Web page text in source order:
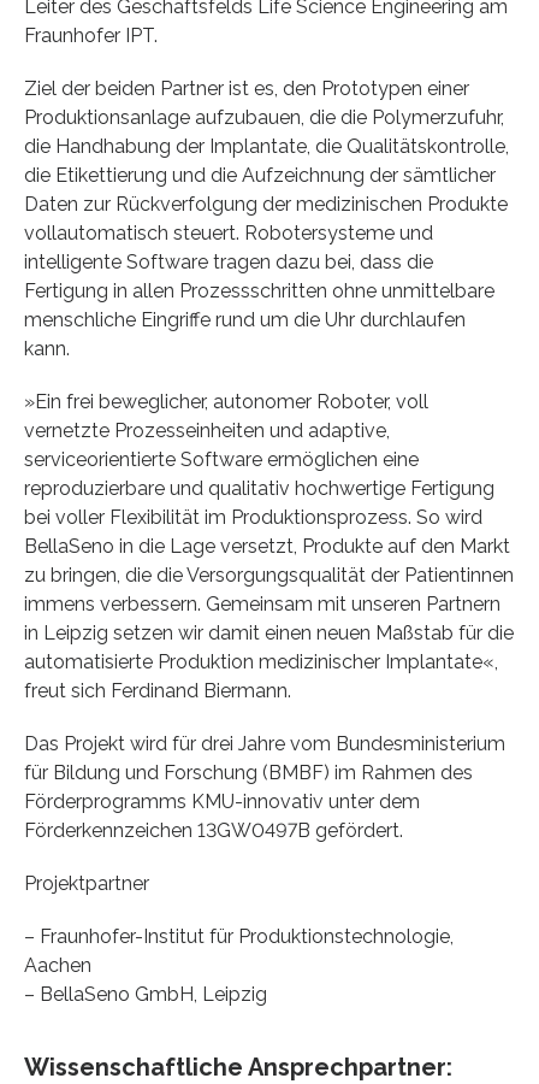
Leiter des Geschäftsfelds Life Science Engineering am
Fraunhofer IPT.
Ziel der beiden Partner ist es, den Prototypen einer
Produktionsanlage aufzubauen, die die Polymerzufuhr,
die Handhabung der Implantate, die Qualitätskontrolle,
die Etikettierung und die Aufzeichnung der sämtlicher
Daten zur Rückverfolgung der medizinischen Produkte
vollautomatisch steuert. Robotersysteme und
intelligente Software tragen dazu bei, dass die
Fertigung in allen Prozessschritten ohne unmittelbare
menschliche Eingriffe rund um die Uhr durchlaufen
kann.
»Ein frei beweglicher, autonomer Roboter, voll
vernetzte Prozesseinheiten und adaptive,
serviceorientierte Software ermöglichen eine
reproduzierbare und qualitativ hochwertige Fertigung
bei voller Flexibilität im Produktionsprozess. So wird
BellaSeno in die Lage versetzt, Produkte auf den Markt
zu bringen, die die Versorgungsqualität der Patientinnen
immens verbessern. Gemeinsam mit unseren Partnern
in Leipzig setzen wir damit einen neuen Maßstab für die
automatisierte Produktion medizinischer Implantate«,
freut sich Ferdinand Biermann.
Das Projekt wird für drei Jahre vom Bundesministerium
für Bildung und Forschung (BMBF) im Rahmen des
Förderprogramms KMU-innovativ unter dem
Förderkennzeichen 13GW0497B gefördert.
Projektpartner
– Fraunhofer-Institut für Produktionstechnologie,
Aachen
– BellaSeno GmbH, Leipzig
Wissenschaftliche Ansprechpartner: